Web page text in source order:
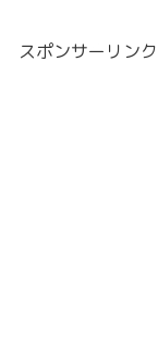
スポンサーリンク